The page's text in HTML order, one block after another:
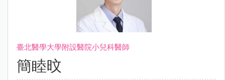
臺北醫學大學附設醫院小兒科醫師
簡睦旼